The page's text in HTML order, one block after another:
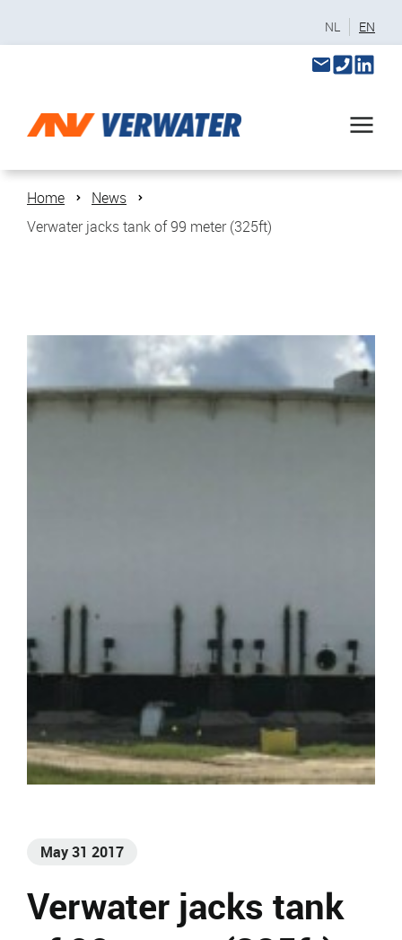
NL EN
Home
News
Verwater jacks tank of 99 meter (325ft)
May 31 2017
Verwater jacks tank